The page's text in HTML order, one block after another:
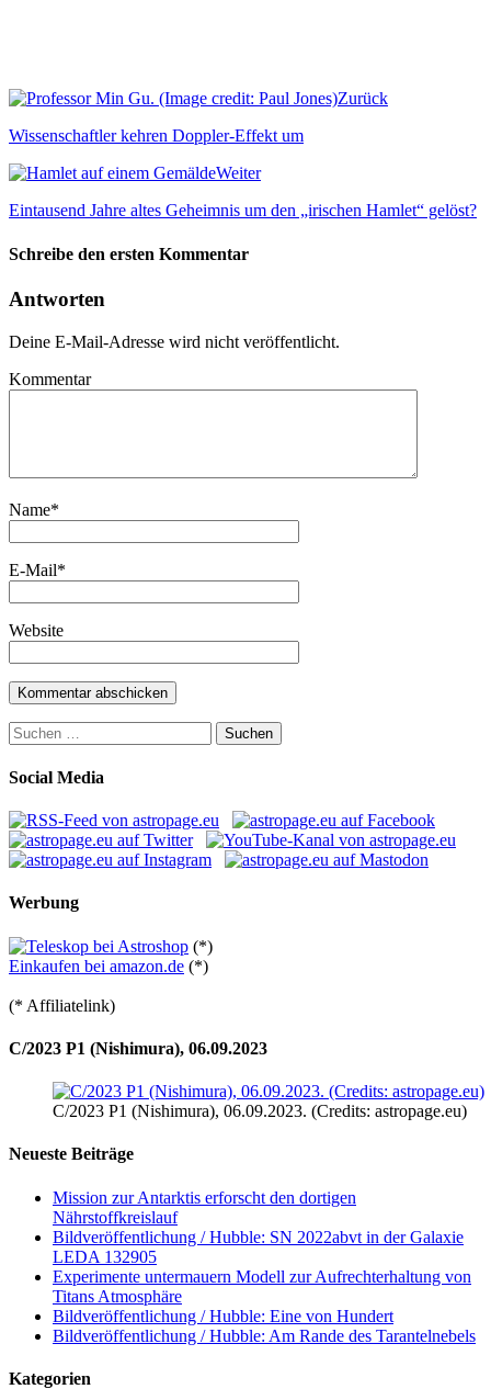
Zurück
Wissenschaftler kehren Doppler-Effekt um
Weiter
Eintausend Jahre altes Geheimnis um den „irischen Hamlet“ gelöst?
Schreibe den ersten Kommentar
Antworten
Deine E-Mail-Adresse wird nicht veröffentlicht.
Kommentar
Name*
E-Mail*
Website
Suchen
nach:
Social Media
Werbung
(*)
Einkaufen bei amazon.de (*)
(* Affiliatelink)
C/2023 P1 (Nishimura), 06.09.2023
C/2023 P1 (Nishimura), 06.09.2023. (Credits: astropage.eu)
Neueste Beiträge
Mission zur Antarktis erforscht den dortigen
Nährstoffkreislauf
Bildveröffentlichung / Hubble: SN 2022abvt in der Galaxie
LEDA 132905
Experimente untermauern Modell zur Aufrechterhaltung von
Titans Atmosphäre
Bildveröffentlichung / Hubble: Eine von Hundert
Bildveröffentlichung / Hubble: Am Rande des Tarantelnebels
Kategorien